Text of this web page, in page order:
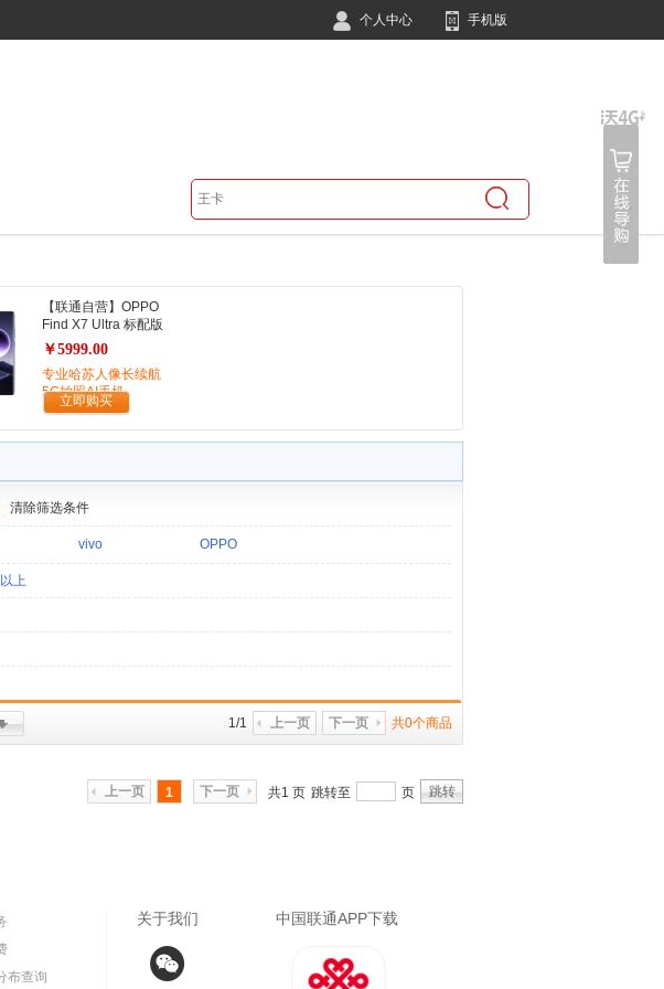
个人中心 手机版
【联通自营】OPPO
Find X7 Ultra 标配版
￥5999.00
专业哈苏人像长续航
5G拍照AI手机
立即购买
清除筛选条件
vivo OPPO
上
共0个商品
下一页
上一页
1/1
上一页
1 下一页 共1 页 跳转至 页 跳转
布查询
关于我们 中国联通APP下载